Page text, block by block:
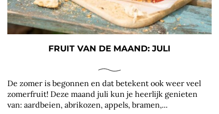
FRUIT VAN DE MAAND: JULI
De zomer is begonnen en dat betekent ook weer veel
zomerfruit! Deze maand juli kun je heerlijk genieten
van: aardbeien, abrikozen, appels, bramen,...